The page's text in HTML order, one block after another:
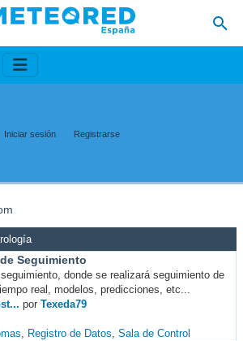
Iniciar sesión Registrarse
Seguimiento
donde se realizará seguimiento de
real, modelos, predicciones, etc...
por Texeda79
Registro de Datos Sala de Control